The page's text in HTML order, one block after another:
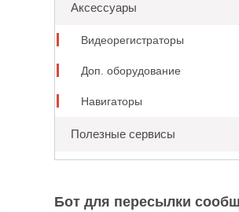
Аксессуары
Видеорегистраторы
Доп. оборудование
Навигаторы
Полезные сервисы
Бот для пересылки